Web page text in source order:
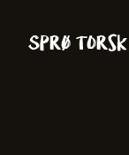
Sprø